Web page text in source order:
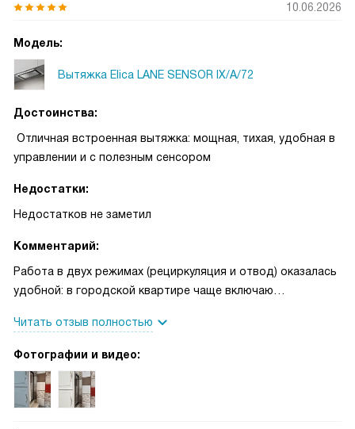
10.06.2026
Модель:
Вытяжка Elica LANE SENSOR IX/A/72
Достоинства:
Отличная встроенная вытяжка: мощная, тихая, удобная в
управлении и с полезным сенсором
Недостатки:
Недостатков не заметил
Комментарий:
Работа в двух режимах (рециркуляция и отвод) оказалась
удобной: в городской квартире чаще включаю
Airmatic реально экономит время: при жарке или тушении
он подхватывает пар и дым быстрее, чем я успеваю
электронное, кнопки понятные, интенсивный режим
спасает при сильном задымлении. Освещение
Читать отзыв полностью
Фотографии и видео: